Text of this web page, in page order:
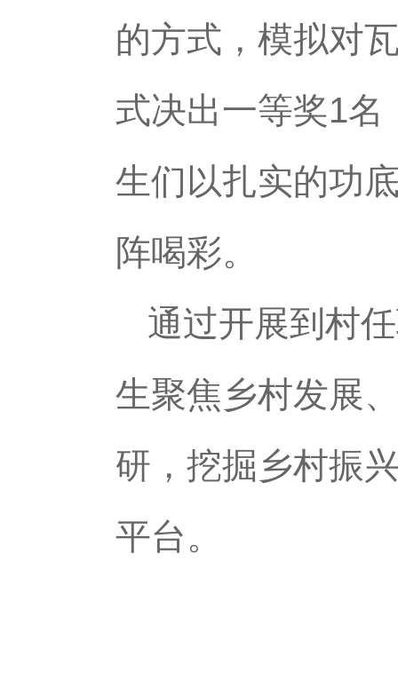
的方式，模拟对
式决出一等奖1
生们以扎实的功
阵喝彩。
通过开展到村
生聚焦乡村发展
研，挖掘乡村振
平台。